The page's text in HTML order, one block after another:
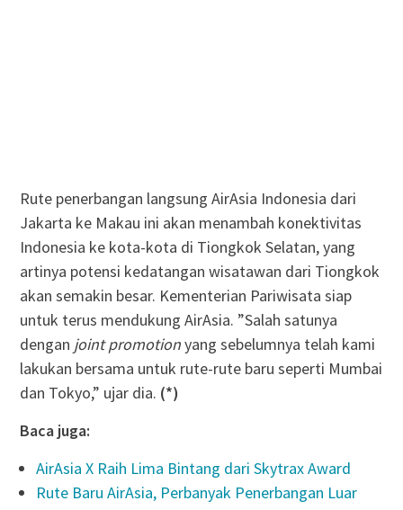
Rute penerbangan langsung AirAsia Indonesia dari
Jakarta ke Makau ini akan menambah konektivitas
Indonesia ke kota-kota di Tiongkok Selatan, yang
artinya potensi kedatangan wisatawan dari Tiongkok
akan semakin besar. Kementerian Pariwisata siap
untuk terus mendukung AirAsia. ”Salah satunya
dengan joint promotionyang sebelumnya telah kami
lakukan bersama untuk rute-rute baru seperti Mumbai
dan Tokyo,” ujar dia. (*)
Baca juga:
AirAsia X Raih Lima Bintang dari Skytrax Award
Rute Baru AirAsia, Perbanyak Penerbangan Luar